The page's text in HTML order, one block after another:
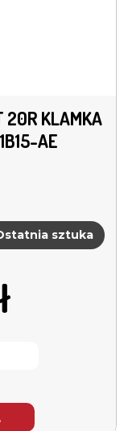
20R KLAMKA
AE
sztuka